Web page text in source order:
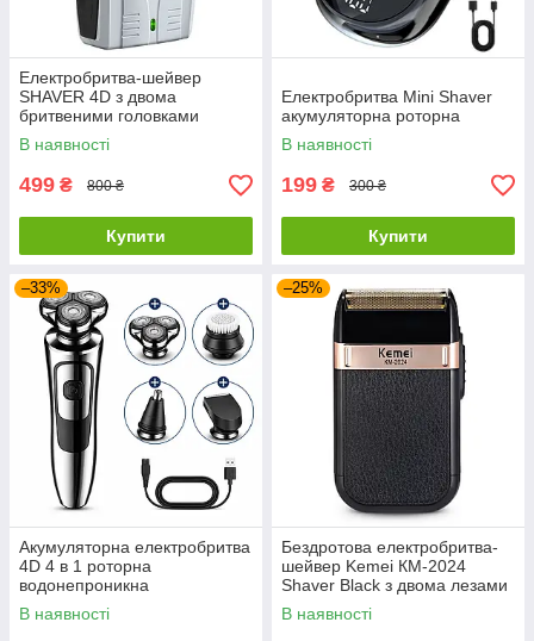
Електробритва-шейвер
SHAVER 4D з двома
бритвеними головками
В наявності
499 ₴ 800 ₴
Купити
Електробритва Mini Shaver
акумуляторна роторна
В наявності
199 ₴ 300 ₴
Купити
–33%
Акумуляторна електробритва
4D 4 в 1 роторна
водонепроникна
В наявності
–25%
Бездротова електробритва-
шейвер Kemei КМ-2024
Shaver Black з двома лезами
для сухого гоління
В наявності